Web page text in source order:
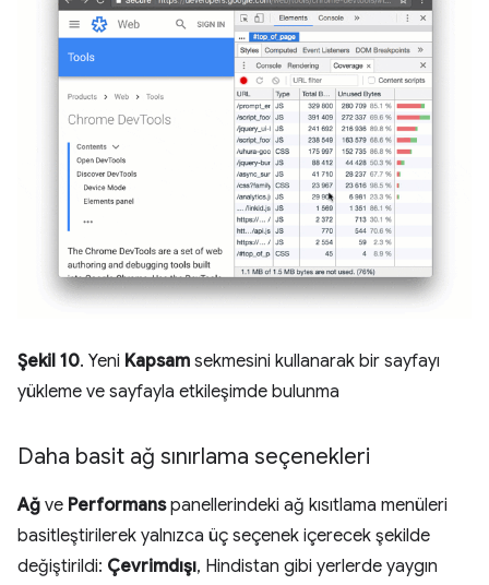
Şekil 10. Yeni Kapsam sekmesini kullanarak bir sayfayı
yükleme ve sayfayla etkileşimde bulunma
Daha basit ağ sınırlama seçenekleri
Ağ ve Performanspanellerindeki ağ kısıtlama menüleri
basitleştirilerek yalnızca üç seçenek içerecek şekilde
değiştirildi: Çevrimdışı, Hindistan gibi yerlerde yaygın